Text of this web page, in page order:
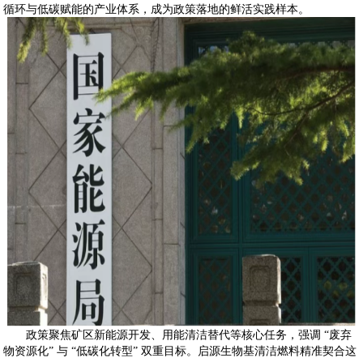
循环与低碳赋能的产业体系，成为政策落地的鲜活实践样本。
政策聚焦矿区新能源开发、用能清洁替代等核心任务，强调 “废弃
物资源化” 与 “低碳化转型” 双重目标。启源生物基清洁燃料精准契合这